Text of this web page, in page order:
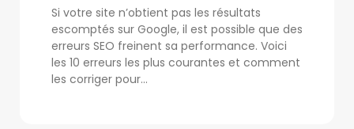
Si votre site n’obtient pas les résultats
escomptés sur Google, il est possible que des
erreurs SEO freinent sa performance. Voici
les 10 erreurs les plus courantes et comment
les corriger pour...